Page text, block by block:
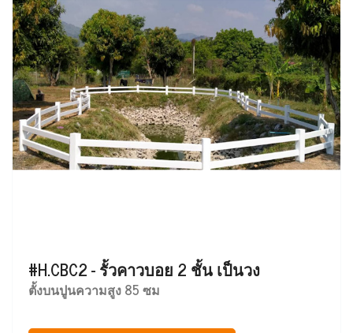
#H.CBC2 - รั้วคาวบอย 2 ชั้น เป็นวง
ตั้งบนปูนความสูง 85 ซม